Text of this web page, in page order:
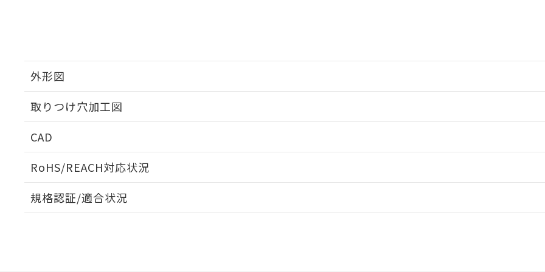
外形図
取りつけ穴加工図
CAD
RoHS/REACH対応状況
EU RoHS 注意事項・凡例
規格認証/適合状況